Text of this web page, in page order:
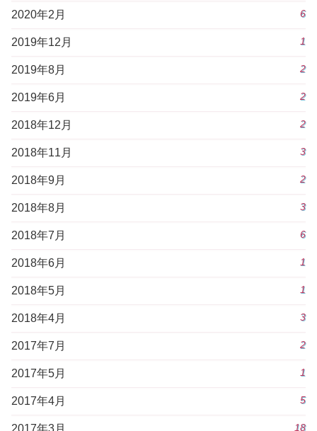
2020年2月 6
2019年12月 1
2019年8月 2
2019年6月 2
2018年12月 2
2018年11月 3
2018年9月 2
2018年8月 3
2018年7月 6
2018年6月 1
2018年5月 1
2018年4月 3
2017年7月 2
2017年5月 1
2017年4月 5
18